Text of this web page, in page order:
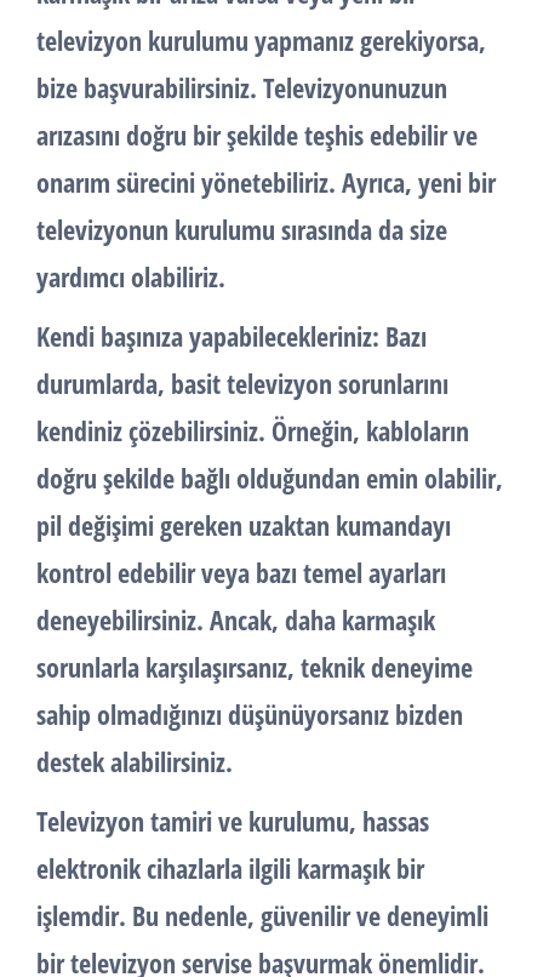
televizyon kurulumu yapmanız gerekiyorsa,
bize başvurabilirsiniz. Televizyonunuzun
arızasını doğru bir şekilde teşhis edebilir ve
onarım sürecini yönetebiliriz. Ayrıca, yeni bir
televizyonun kurulumu sırasında da size
yardımcı olabiliriz.
Kendi başınıza yapabilecekleriniz: Bazı
durumlarda, basit televizyon sorunlarını
kendiniz çözebilirsiniz. Örneğin, kabloların
doğru şekilde bağlı olduğundan emin olabilir,
pil değişimi gereken uzaktan kumandayı
kontrol edebilir veya bazı temel ayarları
deneyebilirsiniz. Ancak, daha karmaşık
sorunlarla karşılaşırsanız, teknik deneyime
sahip olmadığınızı düşünüyorsanız bizden
destek alabilirsiniz.
Televizyon tamiri ve kurulumu, hassas
elektronik cihazlarla ilgili karmaşık bir
işlemdir. Bu nedenle, güvenilir ve deneyimli
bir televizyon servise başvurmak önemlidir.